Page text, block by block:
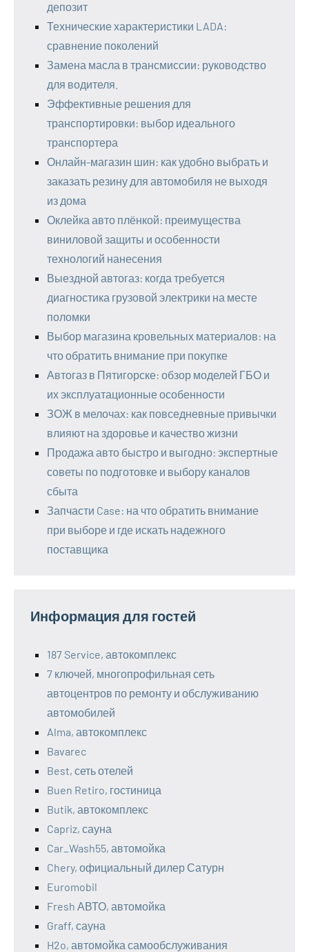
депозит
Технические характеристики LADA:
сравнение поколений
Замена масла в трансмиссии: руководство
для водителя.
Эффективные решения для
транспортировки: выбор идеального
транспортера
Онлайн-магазин шин: как удобно выбрать и
заказать резину для автомобиля не выходя
из дома
Оклейка авто плёнкой: преимущества
виниловой защиты и особенности
технологий нанесения
Выездной автогаз: когда требуется
диагностика грузовой электрики на месте
поломки
Выбор магазина кровельных материалов: на
что обратить внимание при покупке
Автогаз в Пятигорске: обзор моделей ГБО и
их эксплуатационные особенности
ЗОЖ в мелочах: как повседневные привычки
влияют на здоровье и качество жизни
Продажа авто быстро и выгодно: экспертные
советы по подготовке и выбору каналов
сбыта
Запчасти Case: на что обратить внимание
при выборе и где искать надежного
поставщика
Информация для гостей
187 Service, автокомплекс
7 ключей, многопрофильная сеть
автоцентров по ремонту и обслуживанию
автомобилей
Alma, автокомплекс
Bavarec
Best, сеть отелей
Buen Retiro, гостиница
Butik, автокомплекс
Capriz, сауна
Car_Wash55, автомойка
Chery, официальный дилер Сатурн
Euromobil
Fresh АВТО, автомойка
Graff, сауна
H2o, автомойка самообслуживания